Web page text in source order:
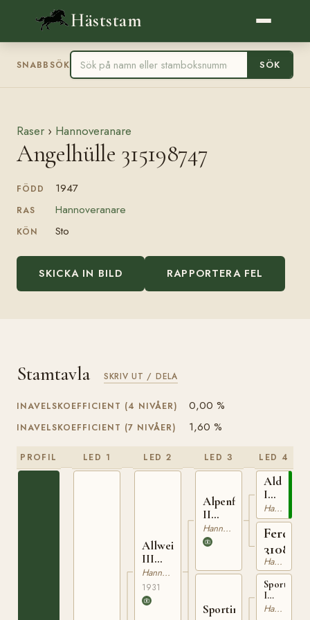
Häststam
SNABBSÖK SÖK
Raser › Hannoveranare
Angelhülle 315198747
FÖDD 1947
RAS Hannoveranare
KÖN Sto
SKICKA IN BILD RAPPORTERA FEL
Stamtavla SKRIV UT / DELA
INAVELSKOEFFICIENT (4 NIVÅER) 0,00 %
INAVELSKOEFFICIENT (7 NIVÅER) 1,60 %
PROFIL LED 1 LED 2
Allweiser
III
310017831
Hannoveranare
1931
LED 3
Alpenflug
II
310020023
Hannoveranare
Sportinsel
LED 4
I
Hannoveranare
Ferda
Hannoveranare
I
310273513
Hannoveranare